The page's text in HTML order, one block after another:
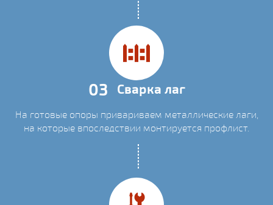
03 Сварка лаг
На готовые опоры привариваем металлические лаги,
на которые впоследствии монтируется профлист.